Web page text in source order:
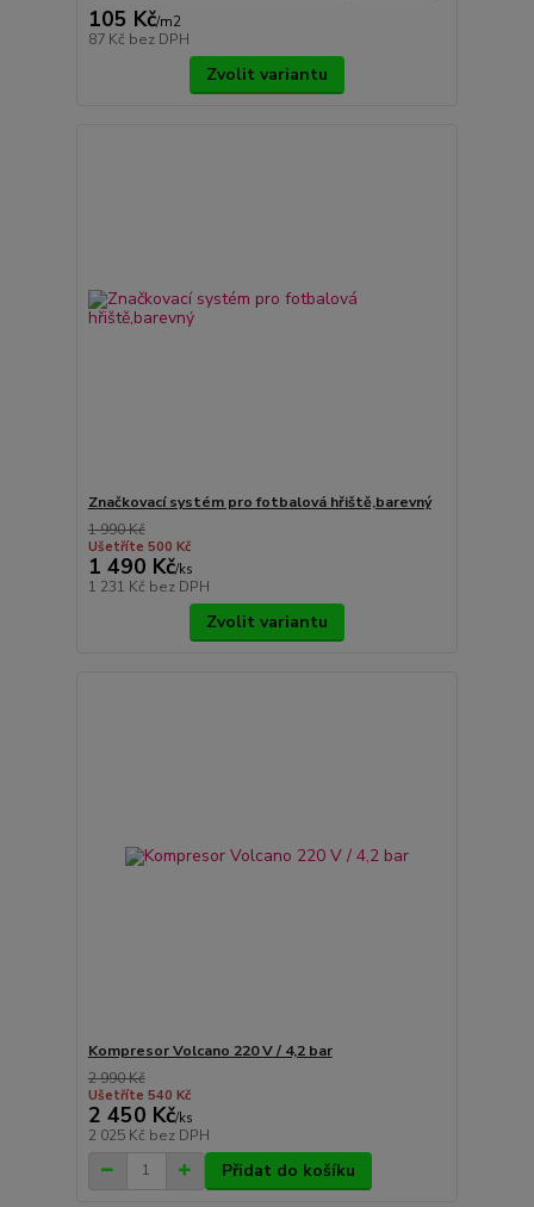
105 Kč/m2
87 Kč bez DPH
Zvolit variantu
Značkovací systém pro fotbalová hřiště,barevný
1 990 Kč
Ušetříte 500 Kč
1 490 Kč/ks
1 231 Kč bez DPH
Zvolit variantu
Kompresor Volcano 220 V / 4,2 bar
2 990 Kč
Ušetříte 540 Kč
2 450 Kč/ks
2 025 Kč bez DPH
Přidat do košíku